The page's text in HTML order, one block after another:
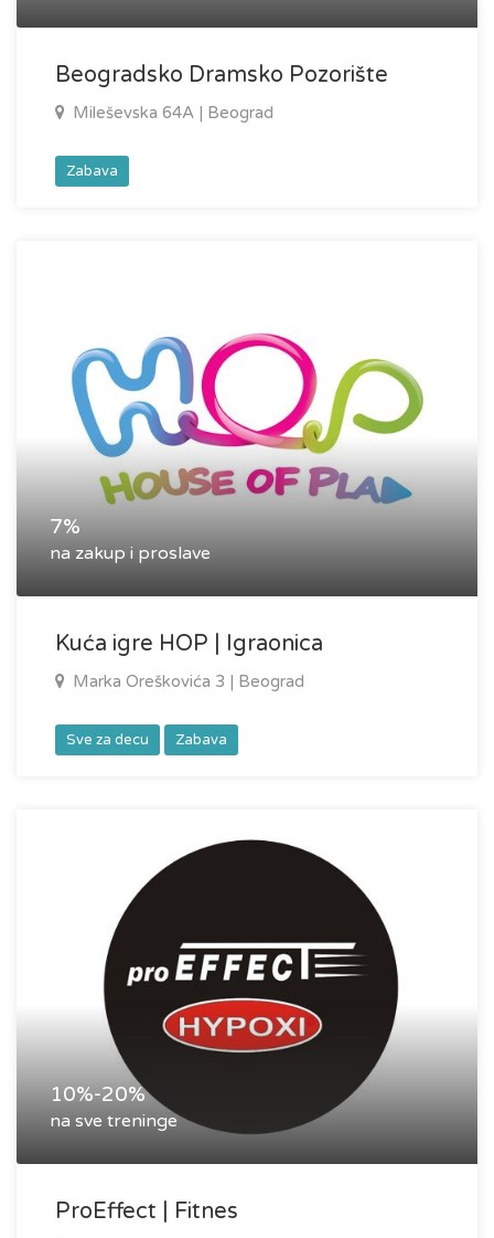
Beogradsko Dramsko Pozorište
Mileševska 64A | Beograd
Zabava
7%
na zakup i proslave
Kuća igre HOP | Igraonica
Marka Oreškovića 3 | Beograd
Sve za decu Zabava
10%-20%
na sve treninge
ProEffect | Fitnes